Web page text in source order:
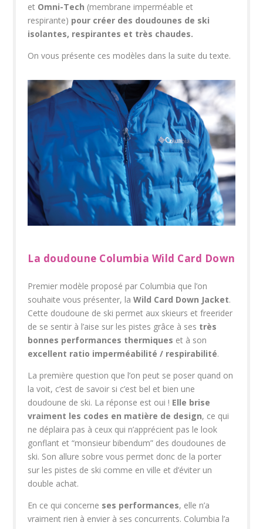
et Omni-Tech (membrane imperméable et
respirante) pour créer des doudounes de ski
isolantes, respirantes et très chaudes.
On vous présente ces modèles dans la suite du texte.
La doudoune Columbia Wild Card Down
Premier modèle proposé par Columbia que l’on
souhaite vous présenter, laWild Card Down Jacket.
Cette doudoune de ski permet aux skieurs et freerider
de se sentir à l’aise sur les pistes grâce à ses très
bonnes performances thermiques et à son
excellent ratio imperméabilité / respirabilité.
La première question que l’on peut se poser quand on
la voit, c’est de savoir si c’est bel et bien une
doudoune de ski. La réponse est oui ! Elle brise
vraiment les codes en matière de design, ce qui
ne déplaira pas à ceux qui n’apprécient pas le look
gonflant et “monsieur bibendum” des doudounes de
ski. Son allure sobre vous permet donc de la porter
sur les pistes de ski comme en ville et d’éviter un
double achat.
En ce qui concerne ses performances, elle n’a
vraiment rien à envier à ses concurrents. Columbia l’a